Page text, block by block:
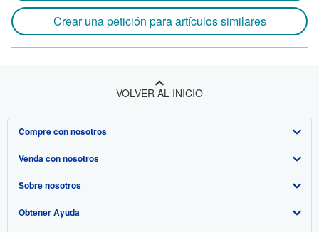
Crear una petición para artículos similares
VOLVER AL INICIO
Compre con nosotros
Búsqueda avanzada
Colecciones
Mi cuenta
Venda con nosotros
Comenzar a vender
Únase a nuestro programa de afiliados
Sobre nosotros
Sobre IberLibro
Obtener Ayuda